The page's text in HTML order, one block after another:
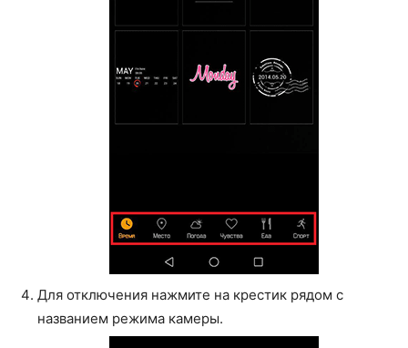
Для отключения нажмите на крестик рядом с
названием режима камеры.